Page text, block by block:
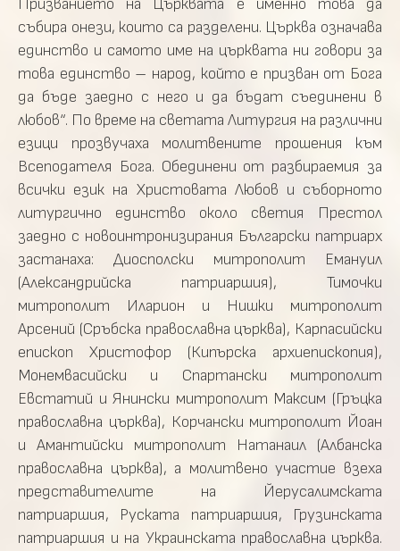
Призванието на Църквата е именно това да
събира онези, които са разделени. Църква означава
единство и самото име на църквата ни говори за
това единство – народ, който е призван от Бога
да бъде заедно с него и да бъдат съединени в
любов“. По време на светата Литургия на различни
езици прозвучаха молитвените прошения към
Всеподателя Бога. Обединени от разбираемия за
всички език на Христовата Любов и съборното
литургично единство около светия Престол
заедно с новоинтронизирания Български патриарх
застанаха: Диосполски митрополит Емануил
(Александрийска патриаршия), Тимочки
митрополит Иларион и Нишки митрополит
Арсений (Сръбска православна църква), Карпасийски
епископ Христофор (Кипърска архиепископия),
Монемвасийски и Спартански митрополит
Евстатий и Янински митрополит Максим (Гръцка
православна църква), Корчански митрополит Йоан
и Амантийски митрополит Натанаил (Албанска
православна църква), а молитвено участие взеха
представителите на Йерусалимската
патриаршия, Руската патриаршия, Грузинската
патриаршия и на Украинската православна църква.